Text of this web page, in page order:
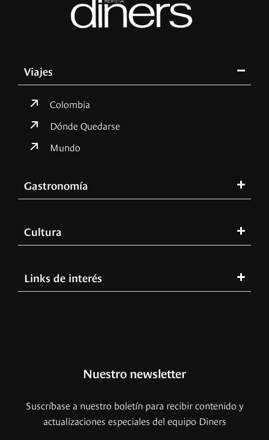
Viajes
Colombia
Dónde Quedarse
Mundo
Gastronomía
Cultura
Links de interés
Nuestro newsletter
Suscríbase a nuestro boletín para recibir contenido y
actualizaciones especiales del equipo Diners